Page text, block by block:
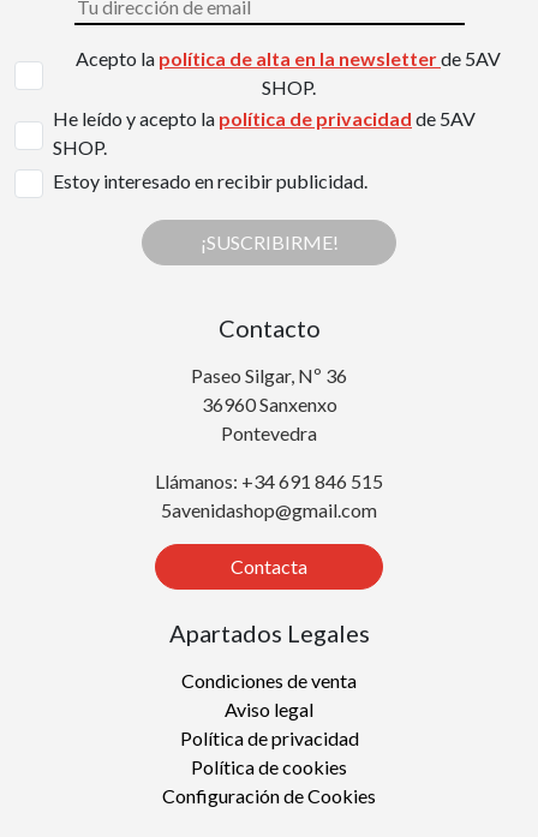
Acepto la política de alta en la newsletterde 5AV
SHOP.
He leído y acepto la política de privacidad de 5AV
SHOP.
Estoy interesado en recibir publicidad.
¡SUSCRIBIRME!
Contacto
Paseo Silgar, Nº 36
36960 Sanxenxo
Pontevedra
Llámanos: +34 691 846 515
5avenidashop@gmail.com
Contacta
Apartados Legales
Condiciones de venta
Aviso legal
Política de privacidad
Política de cookies
Configuración de Cookies